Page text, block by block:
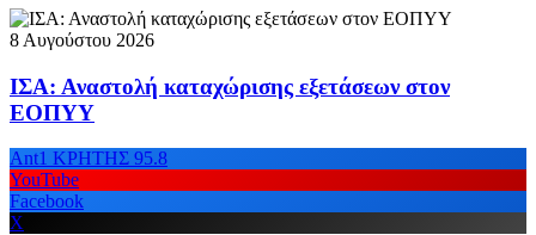
8 Αυγούστου 2026
ΙΣΑ: Αναστολή καταχώρισης εξετάσεων στον
ΕΟΠΥΥ
Ant1 ΚΡΗΤΗΣ 95.8
YouTube
Facebook
X